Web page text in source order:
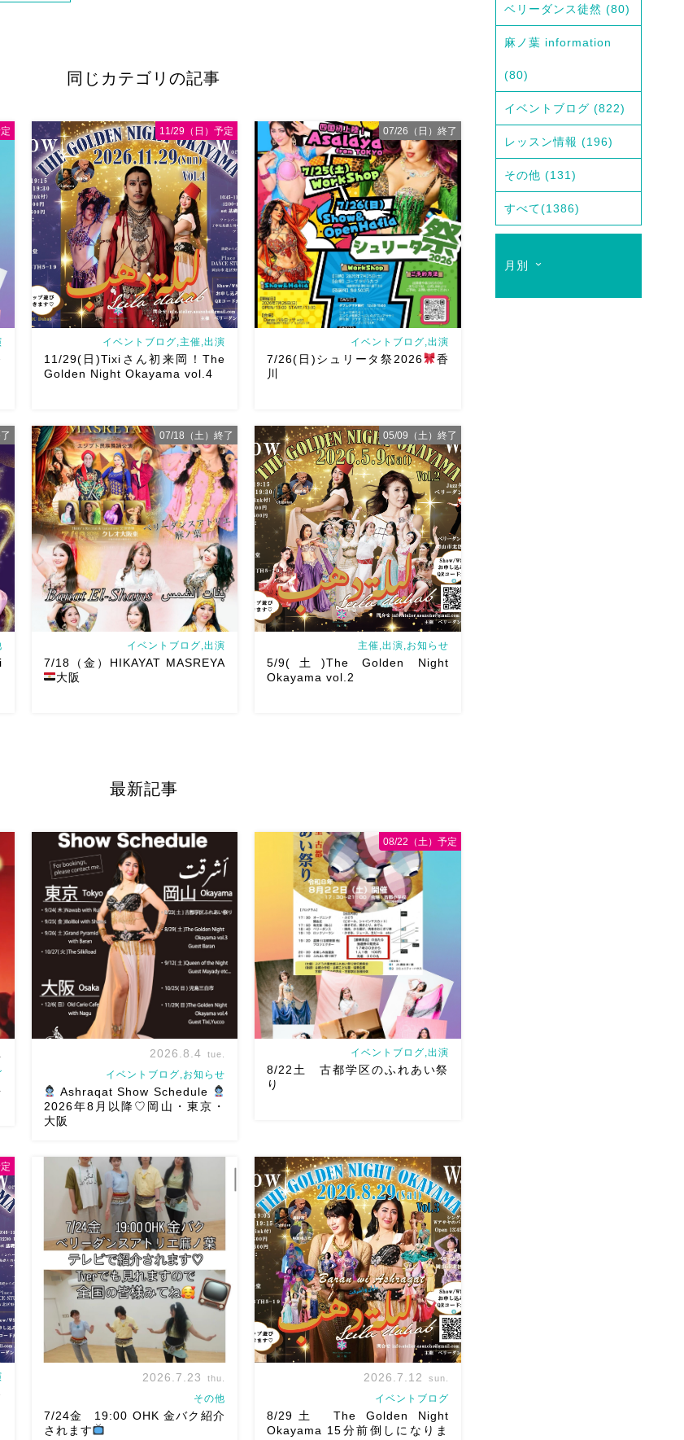
ベリーダンス徒然 (80)
麻ノ葉 information
(80)
イベントブログ (822)
レッスン情報 (196)
その他 (131)
すべて(1386)
月別
同じカテゴリの記事
2026/11/29(日)Tixiさん初来岡！The
Golden Night Okayama vol.4 本日8/1
よりお申し込みスタートです
【
Show 】 Guest DancerTixi […]
イベントブログ,主催,出演
11/29(日)Tixiさん初来岡！The
Golden Night Okayama vol.4
11/29（日）予定
アサレイヤさんが香川に来るよー！！
Yuccoちゃん主催
そして、なんと！
私も出演させていただけることとなり
ました！麻ノ葉からもハフラ出演させ
ていただきます
ゆっこちゃんありが
とうー！ ショー＆ハフ […]
イベントブログ,出演
7/26(日)シュリータ祭2026
香
川
07/26（日）終了
Hany’s Recital & HIKAYAT
https://www.4m-llc.com/ 4Mさん主催
夜の部
HIKAYAT MASREYAに […]
イベントブログ,出演
7/18（金）HIKAYAT MASREYA
大阪
07/18（土）終了
サー久保坂明美先生！ カッコよくて、
華やかで、軽やかな明美先生の踊り […]
主催,出演,お知らせ
5/9(土)The Golden Night
Okayama vol.2
05/09（土）終了
最新記事
8月以降のショースケジュールです♡皆
様にお会いできますように
ご予約は
メッセージください
お待ちしていま
す
Ashraqat Show Schedule
岡山・8/22(土) […]
2026.8.4 tue.
イベントブログ,お知らせ
Ashraqat Show Schedule
2026年8月以降♡岡山・東京・
大阪
8/22土 古都学区のふれあい祭りにて
踊らせていただきます♡太鼓も叩くよ
ー！私たちは18:40頃から出演です屋台
も出てとても楽しいお祭りになりそう
私たちも踊った後は祭りを楽しみま
す
遊びにいら […]
イベントブログ,出演
8/22土 古都学区のふれあい祭
り
08/22（土）予定
2026.7.23 thu.
その他
7/24金 19:00 OHK 金バク紹介
されます
2026.7.12 sun.
イベントブログ
8/29土 The Golden Night
Okayama 15分前倒しになりま